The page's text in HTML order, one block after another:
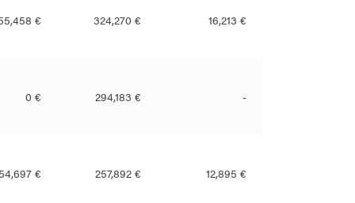
€ 324,270 € 16,213 €
0 € 294,183 € -
€ 257,892 € 12,895 €